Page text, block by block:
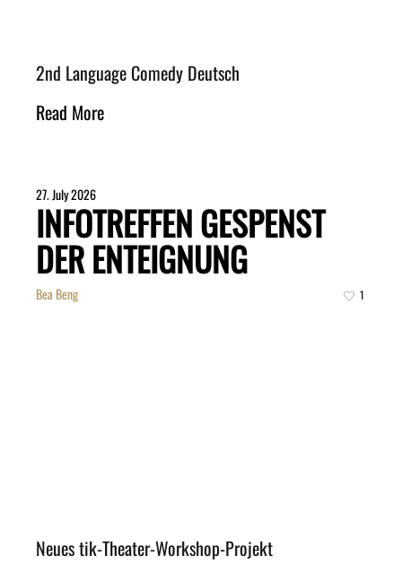
2nd Language Comedy Deutsch
Read More
27. July 2026
INFOTREFFEN GESPENST
DER ENTEIGNUNG
Bea Beng 1
Neues tik-Theater-Workshop-Projekt